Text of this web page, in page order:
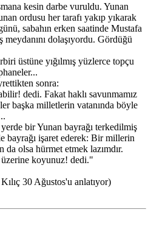
kesin darbe vuruldu. Yunan
ordusu her tarafı yakıp yıkarak
sabahın erken saatinde Mustafa
dolaşıyordu. Gördüğü
üstüne yığılmış yüzlerce topçu
sonra:
dedi. Fakat haklı savunmamız
başka milletlerin vatanında böyle
bir Yunan bayrağı terkedilmiş
işaret ederek: Bir millerin
da olsa hürmet etmek lazımdır.
üzerine koyunuz! dedi."
30 Ağustos'u anlatıyor)